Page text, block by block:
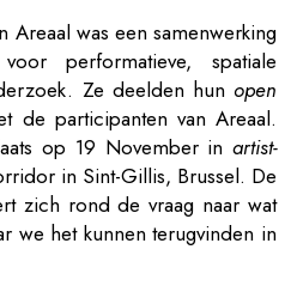
Areaal was een samenwerking
performatieve, spatiale
Ze deelden hun open
de participanten van Areaal.
op 19 November in artist-
in Sint-Gillis, Brussel. De
zich rond de vraag naar wat
we het kunnen terugvinden in